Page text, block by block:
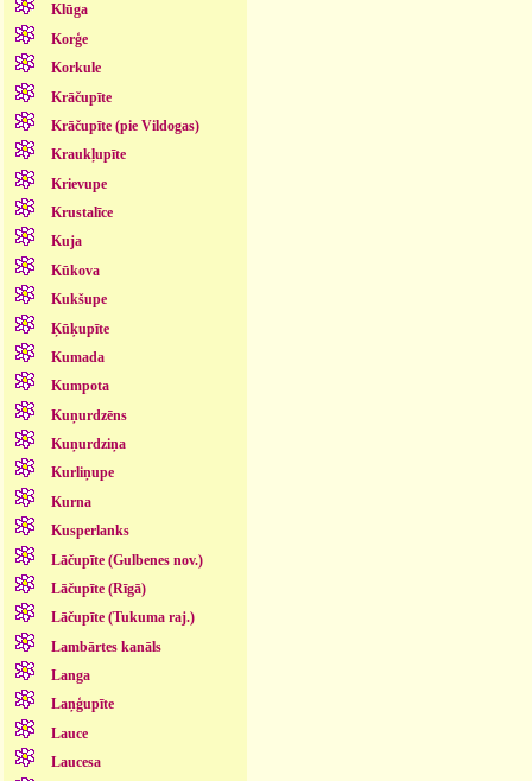
Klūga
Korģe
Korkule
Krāčupīte
Krāčupīte (pie Vildogas)
Kraukļupīte
Krievupe
Krustalīce
Kuja
Kūkova
Kukšupe
Ķūķupīte
Kumada
Kumpota
Kuņurdzēns
Kuņurdziņa
Kurliņupe
Kurna
Kusperlanks
Lāčupīte (Gulbenes nov.)
Lāčupīte (Rīgā)
Lāčupīte (Tukuma raj.)
Lambārtes kanāls
Langa
Laņģupīte
Lauce
Laucesa